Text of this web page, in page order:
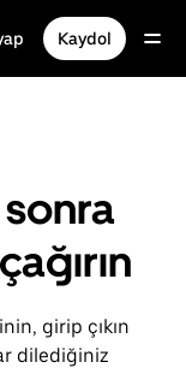
Kaydol
girip çıkın
dilediğiniz